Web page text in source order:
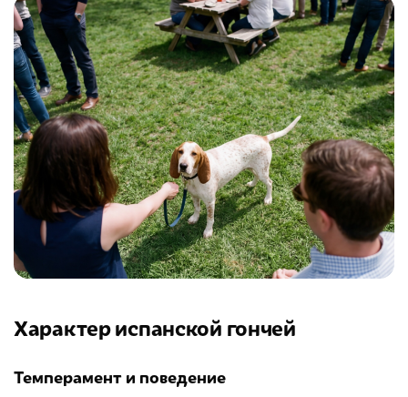
Характер испанской гончей
Темперамент и поведение